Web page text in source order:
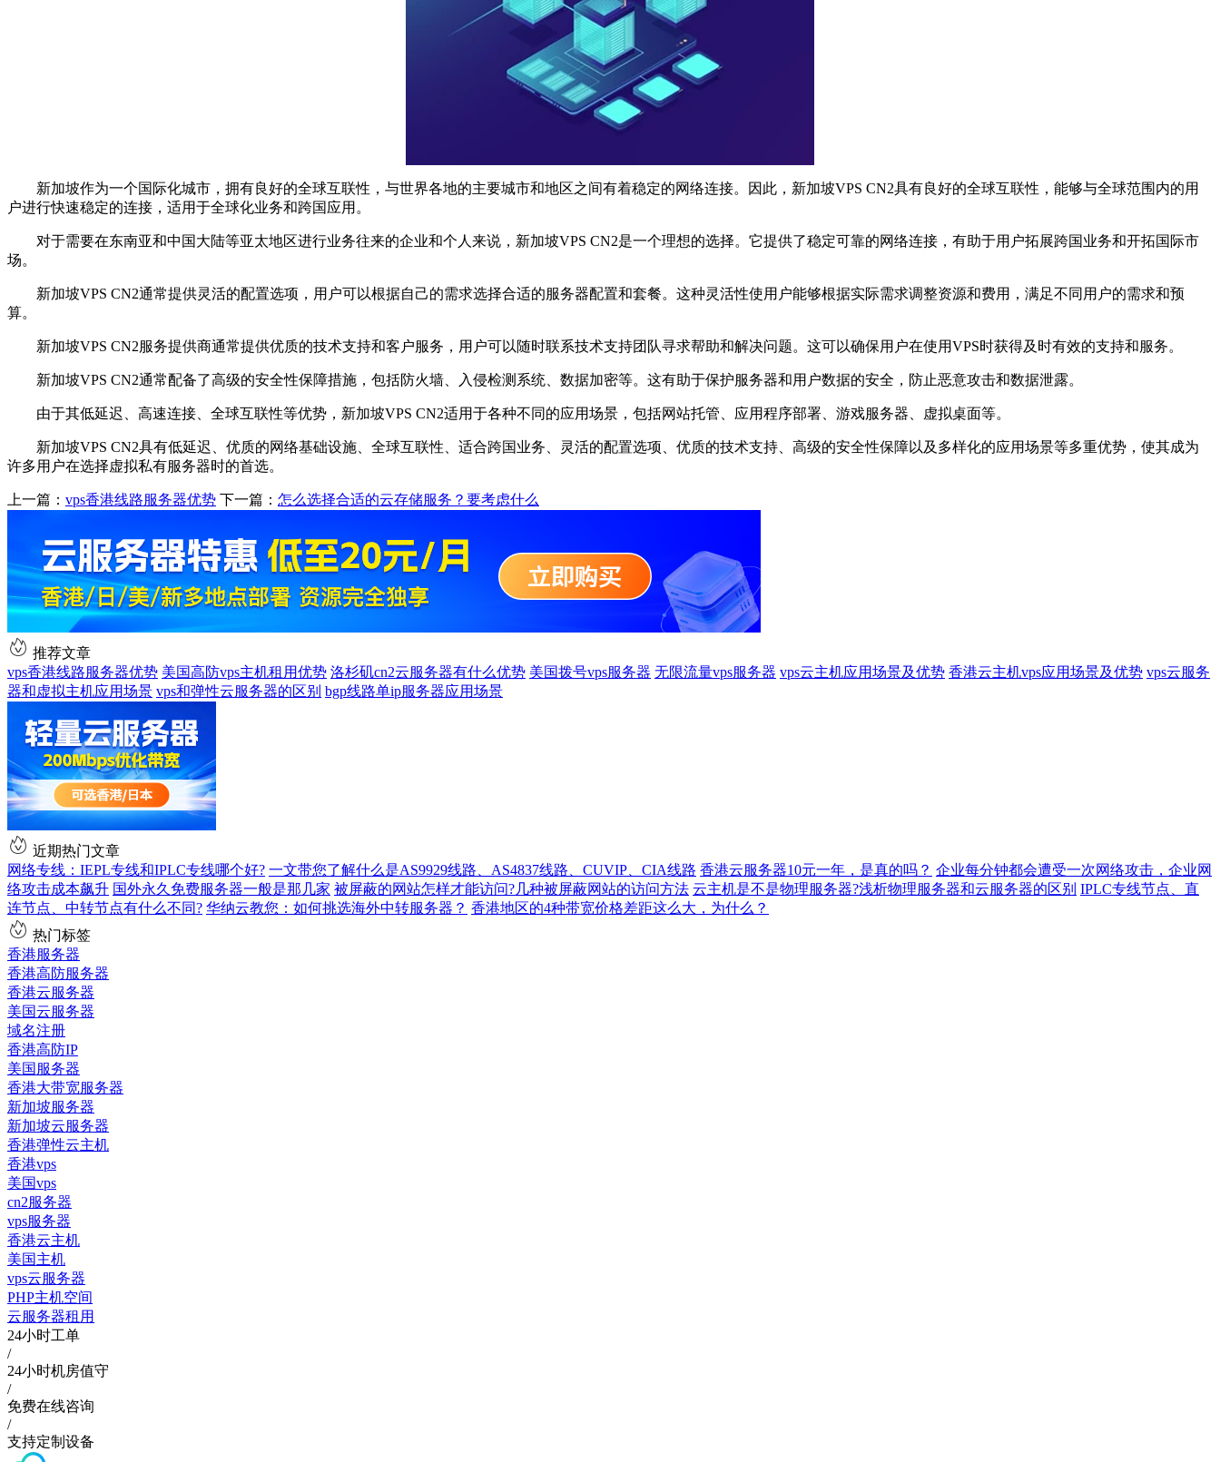
新加坡作为一个国际化城市，拥有良好的全球互联性，与世界各地的主要城市和地区之间有着稳定的网络连接。因此，新加坡VPS CN2具有良好的全球互联性，能够与全球范围内的用
户进行快速稳定的连接，适用于全球化业务和跨国应用。
对于需要在东南亚和中国大陆等亚太地区进行业务往来的企业和个人来说，新加坡VPS CN2是一个理想的选择。它提供了稳定可靠的网络连接，有助于用户拓展跨国业务和开拓国际市
场。
新加坡VPS CN2通常提供灵活的配置选项，用户可以根据自己的需求选择合适的服务器配置和套餐。这种灵活性使用户能够根据实际需求调整资源和费用，满足不同用户的需求和预
算。
新加坡VPS CN2服务提供商通常提供优质的技术支持和客户服务，用户可以随时联系技术支持团队寻求帮助和解决问题。这可以确保用户在使用VPS时获得及时有效的支持和服务。
新加坡VPS CN2通常配备了高级的安全性保障措施，包括防火墙、入侵检测系统、数据加密等。这有助于保护服务器和用户数据的安全，防止恶意攻击和数据泄露。
由于其低延迟、高速连接、全球互联性等优势，新加坡VPS CN2适用于各种不同的应用场景，包括网站托管、应用程序部署、游戏服务器、虚拟桌面等。
新加坡VPS CN2具有低延迟、优质的网络基础设施、全球互联性、适合跨国业务、灵活的配置选项、优质的技术支持、高级的安全性保障以及多样化的应用场景等多重优势，使其成为
许多用户在选择虚拟私有服务器时的首选。
上一篇： vps香港线路服务器优势 下一篇： 怎么选择合适的云存储服务？要考虑什么
推荐文章
vps香港线路服务器优势 美国高防vps主机租用优势 洛杉矶cn2云服务器有什么优势 美国拨号vps服务器 无限流量vps服务器 vps云主机应用场景及优势 香港云主机vps应用场景及优势 vps云服务
器和虚拟主机应用场景 vps和弹性云服务器的区别 bgp线路单ip服务器应用场景
近期热门文章
网络专线：IEPL专线和IPLC专线哪个好? 一文带您了解什么是AS9929线路、AS4837线路、CUVIP、CIA线路 香港云服务器10元一年，是真的吗？ 企业每分钟都会遭受一次网络攻击，企业网
络攻击成本飙升 国外永久免费服务器一般是那几家 被屏蔽的网站怎样才能访问?几种被屏蔽网站的访问方法 云主机是不是物理服务器?浅析物理服务器和云服务器的区别 IPLC专线节点、直
连节点、中转节点有什么不同? 华纳云教您：如何挑选海外中转服务器？ 香港地区的4种带宽价格差距这么大，为什么？
热门标签
香港服务器
香港高防服务器
香港云服务器
美国云服务器
域名注册
香港高防IP
美国服务器
香港大带宽服务器
新加坡服务器
新加坡云服务器
香港弹性云主机
香港vps
美国vps
cn2服务器
vps服务器
香港云主机
美国主机
vps云服务器
PHP主机空间
云服务器租用
24小时工单
/
24小时机房值守
/
免费在线咨询
/
支持定制设备